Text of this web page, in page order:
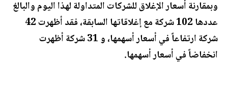
وبمقارنة أسعار الإغلاق للشركات المتداولة لهذا اليوم والبالغ
عددها 102 شركة مع إغلاقاتها السابقة، فقد أظهرت 42
شركة ارتفاعاً في أسعار أسهمها، و 31 شركة أظهرت
انخفاضاً في أسعار أسهمها.